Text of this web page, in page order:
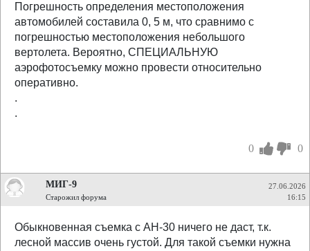
Погрешность определения местоположения
автомобилей составила 0, 5 м, что сравнимо с
погрешностью местоположения небольшого
вертолета. Вероятно, СПЕЦИАЛЬНУЮ
аэрофотосъемку можно провести относительно
оперативно.
.
.
0 0
МИГ-9
Старожил форума
27.06.2026
16:15
Обыкновенная съемка с АН-30 ничего не даст, т.к.
лесной массив очень густой. Для такой съемки нужна